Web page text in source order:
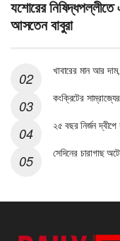
যশোরের
আসতেন বাবুরা
খাবারের মান আর
কংক্রিটের
২৫ বছর নির্জন
সেদিনের চারাগাছ